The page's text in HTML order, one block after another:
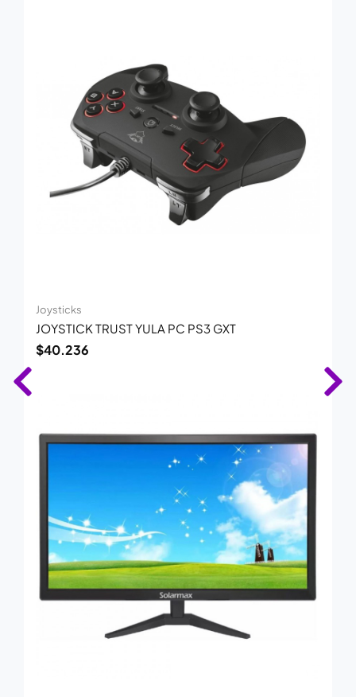
Joysticks
JOYSTICK TRUST YULA PC PS3 GXT
$40.236